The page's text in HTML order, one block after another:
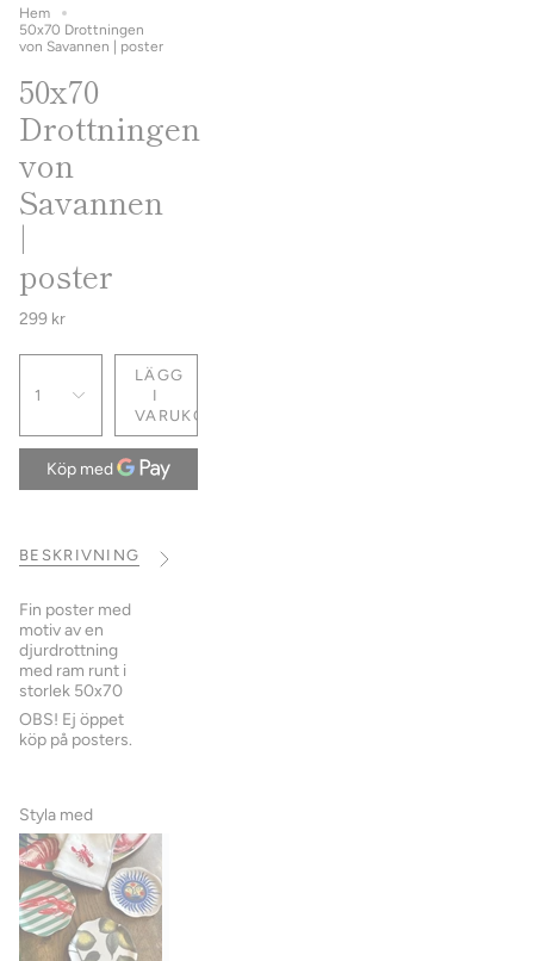
Hem
50x70 Drottningen
von Savannen | poster
50x70
Drottningen
von
Savannen
|
poster
299 kr
1
LÄGG
I
VARUKORG
BESKRIVNING
Se
Fin poster med
motiv av en
djurdrottning
med ram runt i
storlek 50x70
OBS! Ej öppet
köp på posters.
Styla med